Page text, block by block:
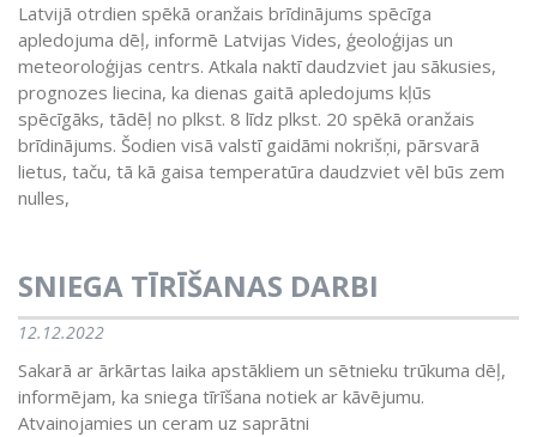
Latvijā otrdien spēkā oranžais brīdinājums spēcīga
apledojuma dēļ, informē Latvijas Vides, ģeoloģijas un
meteoroloģijas centrs. Atkala naktī daudzviet jau sākusies,
prognozes liecina, ka dienas gaitā apledojums kļūs
spēcīgāks, tādēļ no plkst. 8 līdz plkst. 20 spēkā oranžais
brīdinājums. Šodien visā valstī gaidāmi nokrišņi, pārsvarā
lietus, taču, tā kā gaisa temperatūra daudzviet vēl būs zem
nulles,
SNIEGA TĪRĪŠANAS DARBI
12.12.2022
Sakarā ar ārkārtas laika apstākliem un sētnieku trūkuma dēļ,
informējam, ka sniega tīrīšana notiek ar kāvējumu.
Atvainojamies un ceram uz saprātni